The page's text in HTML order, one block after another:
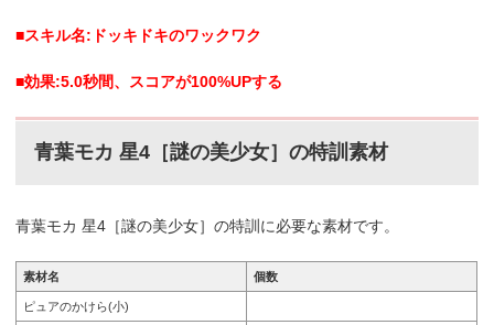
■スキル名:ドッキドキのワックワク
■効果:5.0秒間、スコアが100%UPする
青葉モカ 星4［謎の美少女］ の特訓素材
青葉モカ 星4［謎の美少女］の特訓に必要な素材です。
素材名 個数
ピュアのかけら(小)